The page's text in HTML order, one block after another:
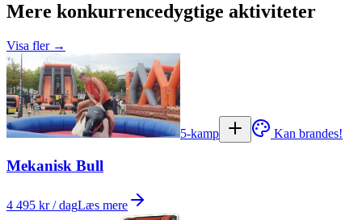
Mere konkurrencedygtige aktiviteter
Visa fler →
5-kamp Kan brandes!
Mekanisk Bull
4 495 kr / dagLæs mere